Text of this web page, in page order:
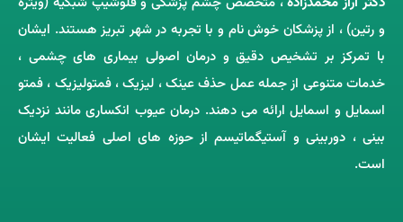
و رتین) ، از پزشکان خوش ‌نام و با تجربه در شهر تبریز هستند. ایشان
با تمرکز بر تشخیص دقیق و درمان اصولی بیماری ‌های چشمی ،
خدمات متنوعی از جمله عمل حذف عینک ، لیزیک ، فمتولیزیک ، فمتو
اسمایل و اسمایل ارائه می ‌دهند. درمان عیوب انکساری مانند نزدیک
‌بینی ، دوربینی و آستیگماتیسم از حوزه‌ های اصلی فعالیت ایشان
است.